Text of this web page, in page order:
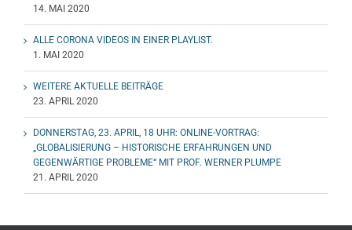
14. MAI 2020
ALLE CORONA VIDEOS IN EINER PLAYLIST.
1. MAI 2020
WEITERE AKTUELLE BEITRÄGE
23. APRIL 2020
DONNERSTAG, 23. APRIL, 18 UHR: ONLINE-VORTRAG:
„GLOBALISIERUNG – HISTORISCHE ERFAHRUNGEN UND
GEGENWÄRTIGE PROBLEME“ MIT PROF. WERNER PLUMPE
21. APRIL 2020